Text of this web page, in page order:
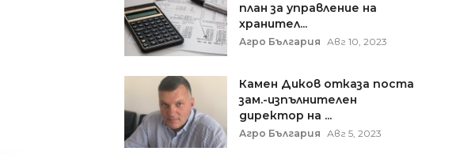
план за управление на
хранител...
Агро България Авг 10, 2023
Камен Диков отказа поста
зам.-изпълнителен
директор на ...
Агро България Авг 5, 2023